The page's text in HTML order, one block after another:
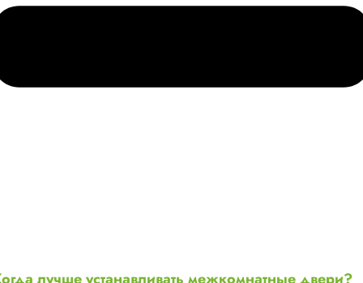
лучше устанавливать межкомнатные двери?